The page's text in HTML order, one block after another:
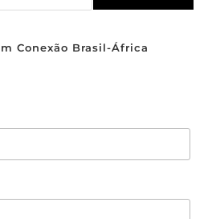
Conexão Brasil-África